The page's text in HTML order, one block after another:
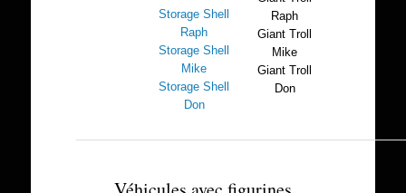
Storage Shell
Raph
Storage Shell
Mike
Storage Shell
Don
Raph
Giant Troll
Mike
Giant Troll
Don